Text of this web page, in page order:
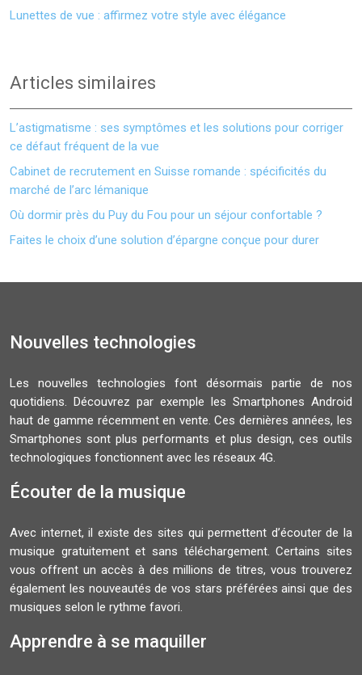
Lunettes de vue : affirmez votre style avec élégance
Articles similaires
L’astigmatisme : ses symptômes et les solutions pour corriger
ce défaut fréquent de la vue
Cabinet de recrutement en Suisse romande : spécificités du
marché de l’arc lémanique
Où dormir près du Puy du Fou pour un séjour confortable ?
Faites le choix d’une solution d’épargne conçue pour durer
Nouvelles technologies
Les nouvelles technologies font désormais partie de nos
quotidiens. Découvrez par exemple les Smartphones Android
haut de gamme récemment en vente. Ces dernières années, les
Smartphones sont plus performants et plus design, ces outils
technologiques fonctionnent avec les réseaux 4G.
Écouter de la musique
Avec internet, il existe des sites qui permettent d’écouter de la
musique gratuitement et sans téléchargement. Certains sites
vous offrent un accès à des millions de titres, vous trouverez
également les nouveautés de vos stars préférées ainsi que des
musiques selon le rythme favori.
Apprendre à se maquiller